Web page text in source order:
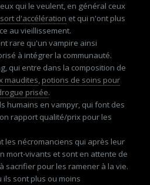
qui le veulent, en général ceux
sort d'accélération et qui n'ont plus
au vieillissement.
rare qu'un vampire ainsi
à intégrer la communauté.
qui entre dans la composition de
maudites, potions de soins pour
prisée.
humains en vampyr, qui font des
rapport qualité/prix pour les
les nécromanciens qui après leur
mort-vivants et sont en attente de
sacrifier pour les ramener à la vie.
sont plus ou moins